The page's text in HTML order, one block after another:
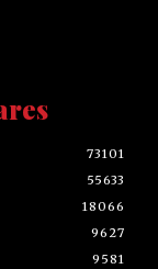
73101
55633
18066
9627
9581